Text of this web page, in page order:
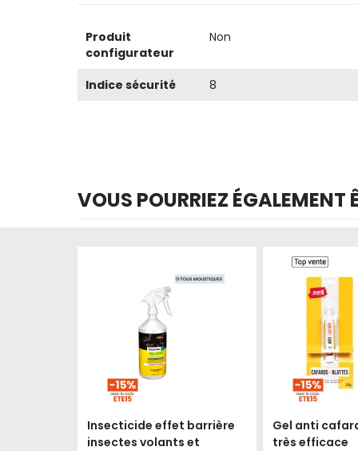
d’information
Produit
configurateur
Non
Indice sécurité 8
VOUS POURRIEZ ÉGALEMENT
Insecticide effet barrière
insectes volants et
Gel anti
très efficace